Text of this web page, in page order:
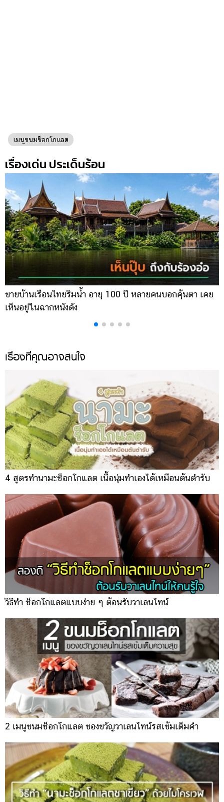
เมนูขนมช็อกโกแลต
เรื่องเด่น ประเด็นร้อน
ขายบ้านเรือนไทยริมน้ำ อายุ 100 ปี หลายคนบอกคุ้นตา เคย
เห็นอยู่ในฉากหนังดัง
เรื่องที่คุณอาจสนใจ
4 สูตรทำนามะช็อกโกแลต เนื้อนุ่มทำเองได้เหมือนต้นตำรับ
วิธีทำ ช็อกโกแลตแบบง่าย ๆ ต้อนรับวาเลนไทน์
2 เมนูขนมช็อกโกแลต ของขวัญวาเลนไทน์รสเข้มเต็มคำ